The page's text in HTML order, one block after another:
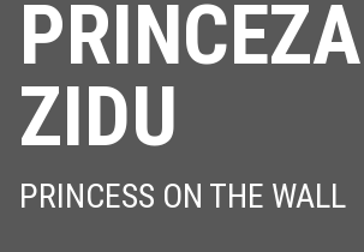
ZIDU
PRINCESS ON THE WALL